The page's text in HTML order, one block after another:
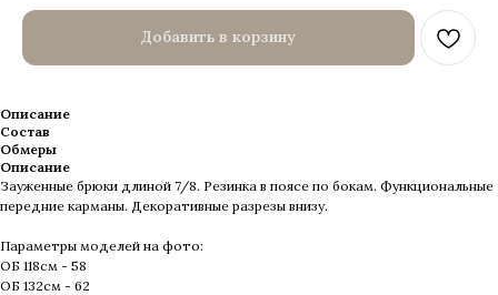
Добавить в корзину
Описание
Состав
Обмеры
Описание
Зауженные брюки длиной 7/8. Резинка в поясе по бокам. Функциональные
передние карманы. Декоративные разрезы внизу.
Параметры моделей на фото:
ОБ 118см - 58
ОБ 132см - 62